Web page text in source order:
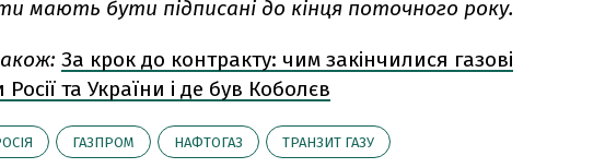
мають бути підписані до кінця поточного року.
За крок до контракту: чим закінчилися газові
та України і де був Коболєв
ГАЗПРОМ НАФТОГАЗ ТРАНЗИТ ГАЗУ